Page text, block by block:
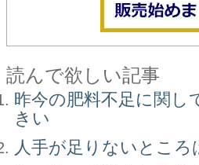
読んで欲しい記事
昨今の肥料不足に関し
きい
人手が足りないところ